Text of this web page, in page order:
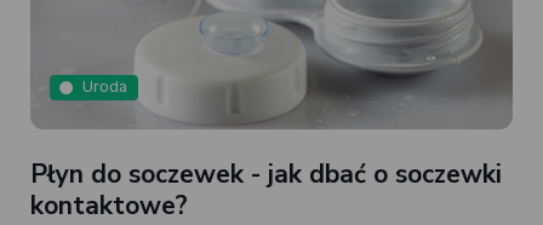
Uroda
Płyn do soczewek - jak dbać o soczewki
kontaktowe?